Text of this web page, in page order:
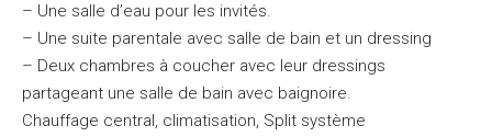
– Une salle d’eau pour les invités.
– Une suite parentale avec salle de bain et un dressing
– Deux chambres à coucher avec leur dressings
partageant une salle de bain avec baignoire.
Chauffage central, climatisation, Split système